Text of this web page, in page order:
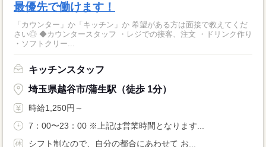
最優先で働けます！
「カウンター」か「キッチン」か 希望がある方は面接で教えてくだ
さい◎ ◆カウンタースタッフ ・レジでの接客、注文 ・ドリンク作り
・ソフトクリー...
キッチンスタッフ
埼玉県越谷市/蒲生駅（徒歩 1分）
時給1,250円～
7：00〜23：00 ※上記は営業時間となります...
シフト制なので、自分の都合にあわせて お...